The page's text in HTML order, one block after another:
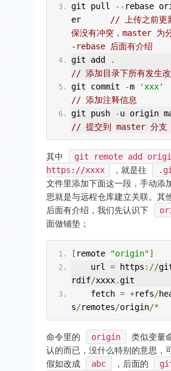
git pull
-- rebase
er
// 上传之前更
保没有冲突，master 为
-rebase 后面有介绍
git add
.
// 添加目录下所有发生
git commit
-m
'xxx'
// 添加注释信息
git push
-
// 提交到 master 分支
其中
git remote add
https://xxxx
，就是往
文件里添加下面这一段，手动添
思就是与远程仓库建立关联。其
后面有介绍，我们先认识下
面做铺垫；
[ remote "origin"]
    url
= https ://
rdif/xxxx.git
    fetch
= +refs/
s/remotes/origin/*
命令里的 origin
类似变量
认的而已，没什么特别的意思，
假如改成
abc ，后面的